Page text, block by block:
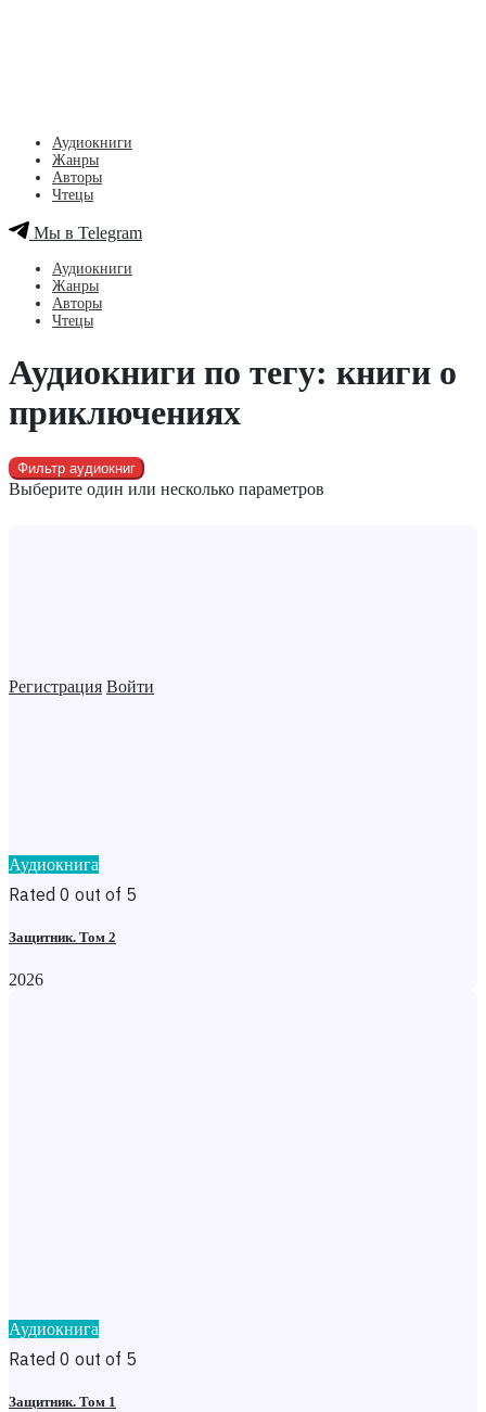
Регистрация Войти
Аудиокниги
Жанры
Авторы
Чтецы
Мы в Telegram
Аудиокниги
Жанры
Авторы
Чтецы
Аудиокниги по тегу: книги о
приключениях
Фильтр аудиокниг
Выберите один или несколько параметров
Аудиокнига
Rated 0 out of 5
Защитник. Том 2
2026
Аудиокнига
Rated 0 out of 5
Защитник. Том 1